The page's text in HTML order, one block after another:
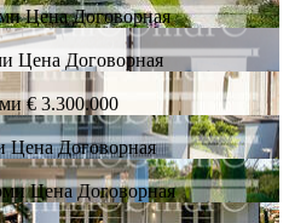
Цена Договорная
Цена Договорная
€ 3.300.000
Цена Договорная
Цена Договорная